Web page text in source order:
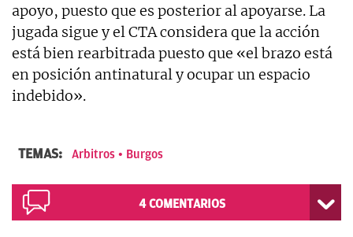
apoyo, puesto que es posterior al apoyarse. La
jugada sigue y el CTA considera que la acción
está bien rearbitrada puesto que «el brazo está
en posición antinatural y ocupar un espacio
indebido».
TEMAS: Arbitros Burgos
4COMENTARIOS